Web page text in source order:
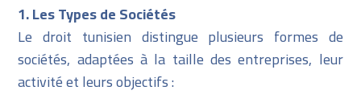
1. Les Types de Sociétés
Le droit tunisien distingue plusieurs formes de
sociétés, adaptées à la taille des entreprises, leur
activité et leurs objectifs :